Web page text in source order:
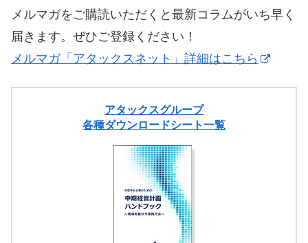
メルマガをご購読いただくと最新コラムがいち早く
届きます。ぜひご登録ください！
メルマガ「アタックスネット」詳細はこちら
アタックスグループ
各種ダウンロードシート一覧